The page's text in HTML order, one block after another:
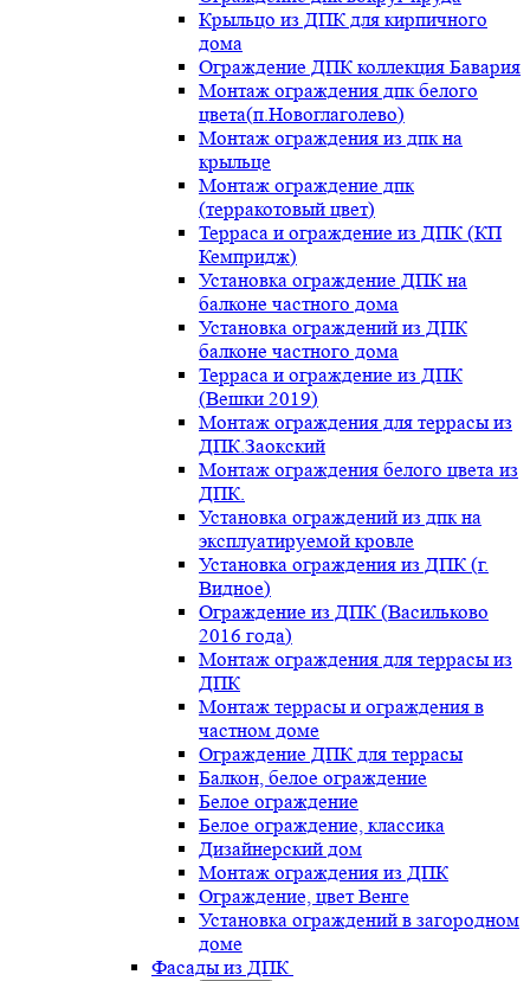
Крыльцо из ДПК для кирпичного
дома
Ограждение ДПК коллекция Бавария
Монтаж ограждения дпк белого
цвета(п.Новоглаголево)
Монтаж ограждения из дпк на
крыльце
Монтаж ограждение дпк
(терракотовый цвет)
Терраса и ограждение из ДПК (КП
Кемпридж)
Установка ограждение ДПК на
балконе частного дома
Установка ограждений из ДПК
балконе частного дома
Терраса и ограждение из ДПК
(Вешки 2019)
Монтаж ограждения для террасы из
ДПК.Заокский
Монтаж ограждения белого цвета из
ДПК.
Установка ограждений из дпк на
эксплуатируемой кровле
Установка ограждения из ДПК (г.
Видное)
Ограждение из ДПК (Васильково
2016 года)
Монтаж ограждения для террасы из
ДПК
Монтаж террасы и ограждения в
частном доме
Ограждение ДПК для террасы
Балкон, белое ограждение
Белое ограждение
Белое ограждение, классика
Дизайнерский дом
Монтаж ограждения из ДПК
Ограждение, цвет Венге
Установка ограждений в загородном
доме
Фасады из ДПК